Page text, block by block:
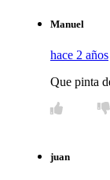
Manuel
hace 2 años
Que pinta
juan